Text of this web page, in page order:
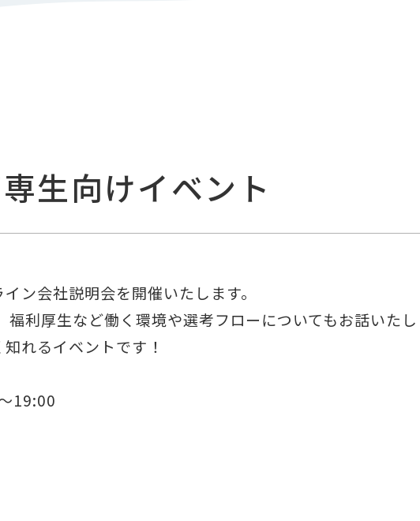
生向けイベント
ン会社説明会を開催いたします。
福利厚生など働く環境や選考フローについてもお話いた
れるイベントです！
19:00